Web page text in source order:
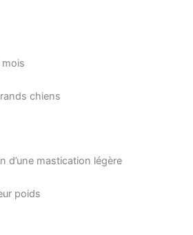
chiens
d’une mastication légère
poids